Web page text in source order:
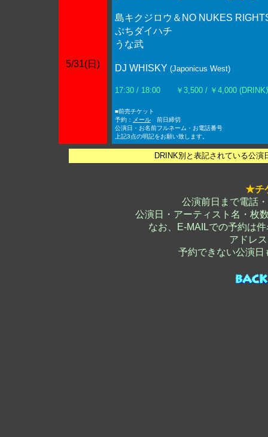
5/31(日)
島キクジロウ＆NO NUKES
ぷちダイハチ
うな武
DJ WHISKY (Japonicus West)
17:30 / 18:00 ￥3,500 / ￥4,000 (DRINK
■前売チケット
予約：
メール 前日締切
公演日・お名前フルネーム・お電話番号
上記3点の明記をお願い致します。
DRINK別と表記されている公
★チ
公演前日まで電話
公演日・アーティスト名・枚
なお、E-MAILでの予約は
アドレ
予約できない公演日